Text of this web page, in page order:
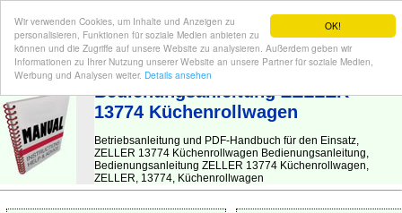
OK!
Wir verwenden Cookies, um Inhalte und Anzeigen zu
personalisieren, Funktionen für soziale Medien anbieten zu
können und die Zugriffe auf unsere Website zu analysieren. Außerdem geben wir
Informationen zu Ihrer Nutzung unserer Website an unsere Partner für soziale Medien,
Werbung und Analysen weiter. Details ansehen
BEDIENUNGSANLEITUNG| Hier finden Sie die deutsche Anleitung!
Bedienungsanleitung ZELLER
13774 Küchenrollwagen
Betriebsanleitung und PDF-Handbuch für den Einsatz,
ZELLER 13774 Küchenrollwagen Bedienungsanleitung,
Bedienungsanleitung ZELLER 13774 Küchenrollwagen,
ZELLER, 13774, Küchenrollwagen